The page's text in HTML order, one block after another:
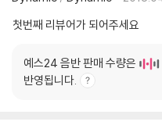
첫번째 리뷰어가 되어주세요
예스24 음반 판매 수량은
반영됩니다.